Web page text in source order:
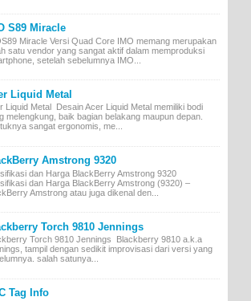
S89 Miracle
Miracle Versi Quad Core IMO memang merupakan
satu vendor yang sangat aktif dalam memproduksi
setelah sebelumnya IMO...
Liquid Metal
Liquid Metal Desain Acer Liquid Metal memiliki bodi
melengkung, baik bagian belakang maupun depan.
sangat ergonomis, me...
Amstrong 9320
dan Harga BlackBerry Amstrong 9320
dan Harga BlackBerry Amstrong (9320) –
Amstrong atau juga dikenal den...
Torch 9810 Jennings
Torch 9810 Jennings Blackberry 9810 a.k.a
tampil dengan sedikit improvisasi dari versi yang
salah satunya...
Tag Info